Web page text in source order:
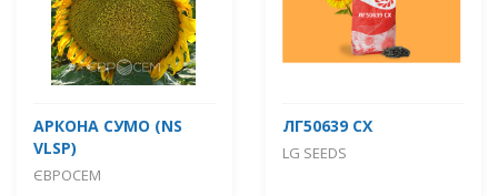
АРКОНА СУМО (NS
VLSP)
ЄВРОСЕМ
ЛГ50639 СХ
LG SEEDS